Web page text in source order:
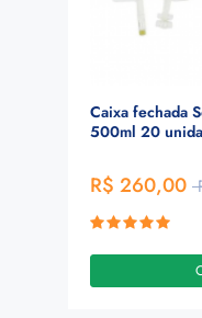
Caixa fechada
500ml 20
R$ 260,00